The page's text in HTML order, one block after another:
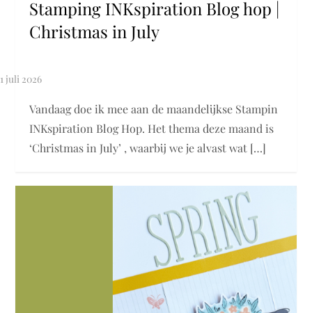
Stamping INKspiration Blog hop |
Christmas in July
Vandaag doe ik mee aan de maandelijkse Stampin
INKspiration Blog Hop. Het thema deze maand is
‘Christmas in July’ , waarbij we je alvast wat […]